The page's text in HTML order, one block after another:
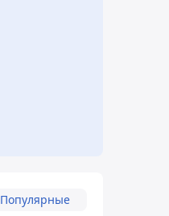
Популярные